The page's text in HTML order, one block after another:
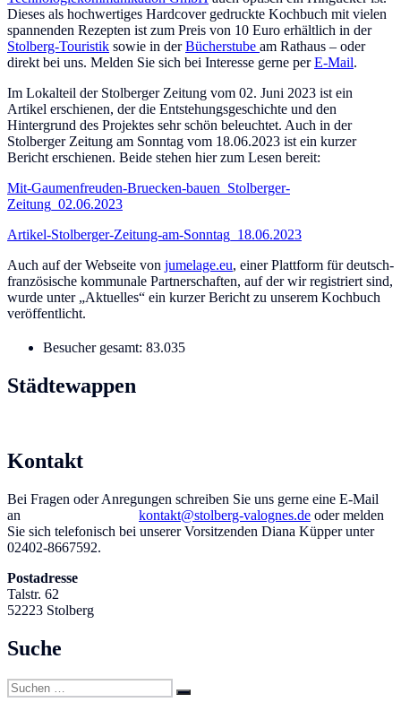
Dieses als hochwertiges Hardcover gedruckte Kochbuch mit vielen
spannenden Rezepten ist zum Preis von 10 Euro erhältlich in der
Stolberg-Touristik sowie in derBücherstube am Rathaus – oder
direkt bei uns. Melden Sie sich bei Interesse gerne perE-Mail.
Im Lokalteil der Stolberger Zeitung vom 02. Juni 2023 ist ein
Artikel erschienen, der die Entstehungsgeschichte und den
Hintergrund des Projektes sehr schön beleuchtet. Auch in der
Stolberger Zeitung am Sonntag vom 18.06.2023 ist ein kurzer
Bericht erschienen. Beide stehen hier zum Lesen bereit:
Mit-Gaumenfreuden-Bruecken-bauen_Stolberger-
Zeitung_02.06.2023
Artikel-Stolberger-Zeitung-am-Sonntag_18.06.2023
Auch auf der Webseite von jumelage.eu, einer Plattform für deutsch-
französische kommunale Partnerschaften, auf der wir registriert sind,
wurde unter „Aktuelles“ ein kurzer Bericht zu unserem Kochbuch
veröffentlicht.
Besucher gesamt: 83.035
Städtewappen
Kontakt
Bei Fragen oder Anregungen schreiben Sie uns gerne eine E-Mail
an kontakt@stolberg-valognes.de oder melden
Sie sich telefonisch bei unserer Vorsitzenden Diana Küpper unter
02402-8667592.
Postadresse
Talstr. 62
52223 Stolberg
Suche
Suchen
nach:
Suchen